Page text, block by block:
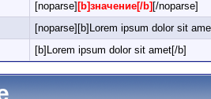
[noparse] [b]значение[/b] [/noparse]
[noparse][b]Lorem ipsum dolor sit
[b]Lorem ipsum dolor sit amet[/b]